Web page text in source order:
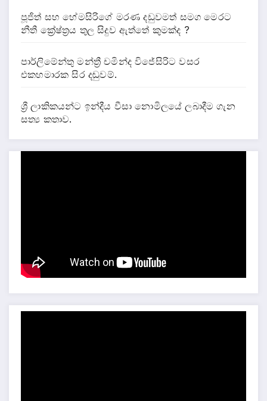
පූජිත් සහ හේමසිරිගේ මරණ දඩුවමත් සමග මෙරට
නීතී ක්‍රේෂ්ත්‍රය තුල සිදුව ඇත්තේ කුමක්ද ?
පාර්ලිමේන්තු මන්ත්‍රී චමින්ද විජේසිරිට වසර
එකහමාරක සිර දඬුවම්.
ශ්‍රී ලාකිකයන්ට ඉන්දීය වීසා නොමිලයේ ලබාදීම ගැන
සත්‍ය කතාව.